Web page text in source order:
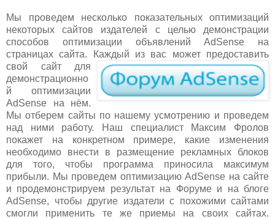
Мы проведем несколько показательных оптимизаций
некоторых сайтов издателей с целью демонстрации
способов оптимизации объявлений AdSense на
страницах сайта. Каждый из вас может предоставить
свой сайт для
демонстрационно
й оптимизации
AdSense на нём.
Мы отберем сайты по нашему усмотрению и проведем
над ними работу. Наш специалист Максим Фролов
покажет на конкретном примере, какие изменения
необходимо внести в размещение рекламных блоков
для того, чтобы программа приносила максимум
прибыли. Мы проведем оптимизацию AdSense на сайте
и продемонстрируем результат на Форуме и на блоге
AdSense, чтобы другие издатели с похожими сайтами
смогли применить те же приемы на своих сайтах.